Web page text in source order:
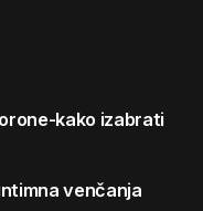
kako izabrati
venčanja